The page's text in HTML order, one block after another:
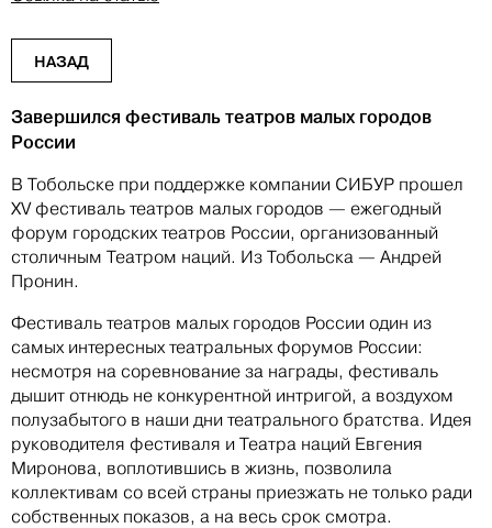
НАЗАД
Завершился фестиваль театров малых городов
России
В Тобольске при поддержке компании СИБУР прошел
XV фестиваль театров малых городов — ежегодный
форум городских театров России, организованный
столичным Театром наций. Из Тобольска — Андрей
Пронин.
Фестиваль театров малых городов России один из
самых интересных театральных форумов России:
несмотря на соревнование за награды, фестиваль
дышит отнюдь не конкурентной интригой, а воздухом
полузабытого в наши дни театрального братства. Идея
руководителя фестиваля и Театра наций Евгения
Миронова, воплотившись в жизнь, позволила
коллективам со всей страны приезжать не только ради
собственных показов, а на весь срок смотра.